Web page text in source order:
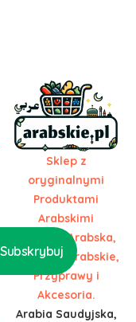
Sklep z
oryginalnymi
Produktami
Arabskimi
Żywność Arabska,
Słodycze Arabskie,
Przyprawy i
Akcesoria.
Arabia Saudyjska,